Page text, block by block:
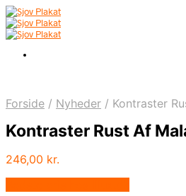
Forside / Nyheder / Kontraster
Kontraster Rust Af
246,00 kr.